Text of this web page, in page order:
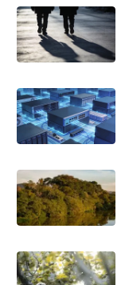
事件风险
市场
放权重